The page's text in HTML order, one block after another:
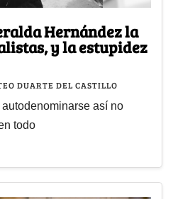
Hernández la
y la estupidez
DUARTE DEL CASTILLO
así no
todo